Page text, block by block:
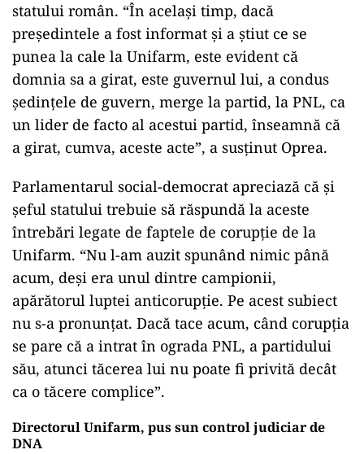
statului român. “În acelaşi timp, dacă
preşedintele a fost informat şi a ştiut ce se
punea la cale la Unifarm, este evident că
domnia sa a girat, este guvernul lui, a condus
şedinţele de guvern, merge la partid, la PNL, ca
un lider de facto al acestui partid, înseamnă că
a girat, cumva, aceste acte”, a susţinut Oprea.
Parlamentarul social-democrat apreciază că şi
şeful statului trebuie să răspundă la aceste
întrebări legate de faptele de corupţie de la
Unifarm. “Nu l-am auzit spunând nimic până
acum, deşi era unul dintre campionii,
apărătorul luptei anticorupţie. Pe acest subiect
nu s-a pronunţat. Dacă tace acum, când corupţia
se pare că a intrat în ograda PNL, a partidului
său, atunci tăcerea lui nu poate fi privită decât
ca o tăcere complice”.
Directorul Unifarm, pus sun control judiciar de
DNA